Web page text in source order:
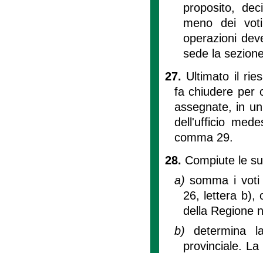
proposito,
meno dei
operazioni
sede la
27. Ultimato il
fa chiudere per
assegnate, in
dell'ufficio
comma 29.
28. Compiute le
a)somma i voti
26, lettera b),
della Regione
b)determina
provinciale.